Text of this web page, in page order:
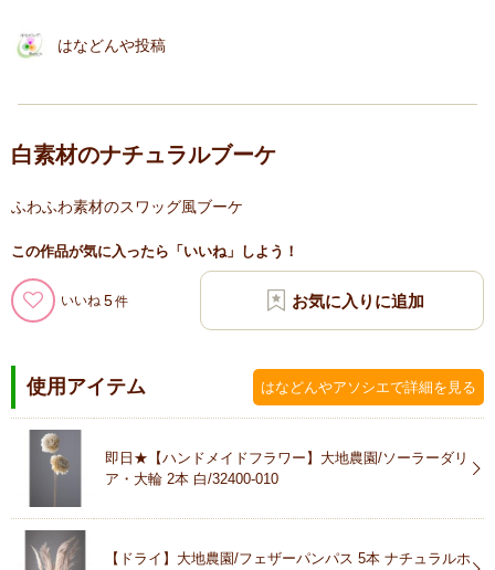
はなどんや投稿
白素材のナチュラルブーケ
ふわふわ素材のスワッグ風ブーケ
この作品が気に入ったら「いいね」しよう！
いいね 5
使用アイテム はなどんやアソシエで詳細を見る
即日★【ハンドメイドフラワー】大地農園/ソーラーダリ
ア・大輪 2本 白/32400-010
【ドライ】大地農園/フェザーパンパス 5本 ナチュラルホ